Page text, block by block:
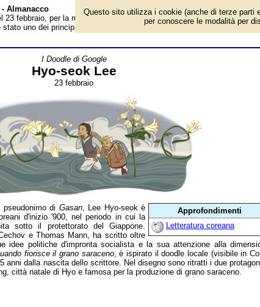
- Almanacco
23 febbraio, per la rubrica 'I Doodle di Google'. Conosciuto con lo
uno dei principali scrittori coreani d'inizio '900, nel periodo in cui la
I Doodle di Google
Hyo-seok Lee
23 febbraio
Approfondimenti
Letteratura coreana
di Gasan, Lee Hyo-seok è
d'inizio '900, nel periodo in cui la
sotto il protettorato del Giappone.
e Thomas Mann, ha scritto oltre
idee politiche d'impronta socialista e la sua attenzione alla
fiorisce il grano saraceno, è ispirato il doodle locale (visibile in
anni dalla nascita dello scrittore. Nel disegno sono ritratti i due
città natale di Hyo e famosa per la produzione di grano saraceno.
Questo sito utilizza i cookie (anche di terze parti
per conoscere le modalità per